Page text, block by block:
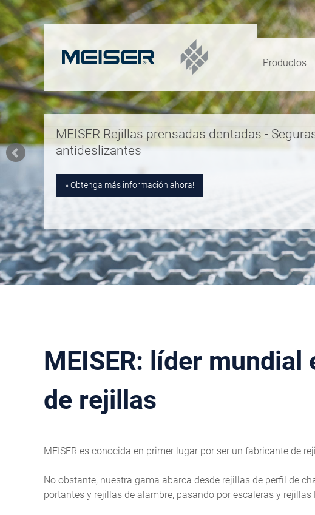
MEISER Rejillas prensadas dentadas -
antideslizantes
Obtenga más información ahora!
Productos
MEISER: líder
de rejillas
MEISER es conocida en primer lugar por ser un fabricante de
No obstante, nuestra gama abarca desde rejillas de perfil de
portantes y rejillas de alambre, pasando por escaleras y rejillas